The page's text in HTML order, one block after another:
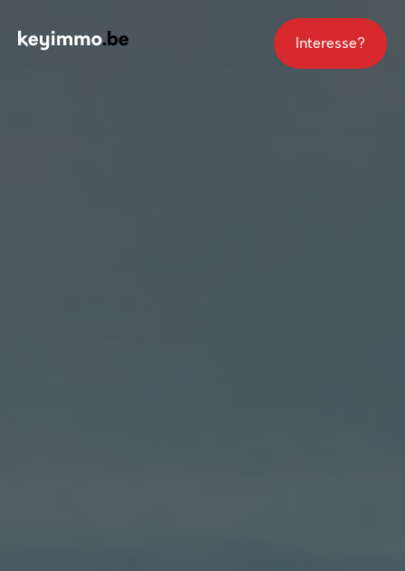
Interesse?